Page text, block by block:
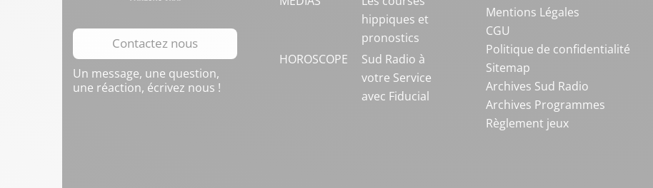
Contactez nous
Un message, une question,
une réaction, écrivez nous !
hippiques et
pronostics
HOROSCOPE
Sud Radio à
votre Service
avec Fiducial
Mentions Légales
CGU
Politique de confidentialité
Sitemap
Archives Sud Radio
Archives Programmes
Règlement jeux